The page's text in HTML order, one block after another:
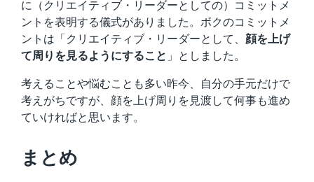
に（クリエイティブ・リーダーとしての）コミットメ
ントを表明する儀式がありました。ボクのコミットメ
ントは「クリエイティブ・リーダーとして、 顔を上げ
て周りを見るようにすること 」としました。
考えることや悩むことも多い昨今、自分の手元だけで
考えがちですが、顔を上げ周りを見渡して何事も進め
ていければと思います。
まとめ